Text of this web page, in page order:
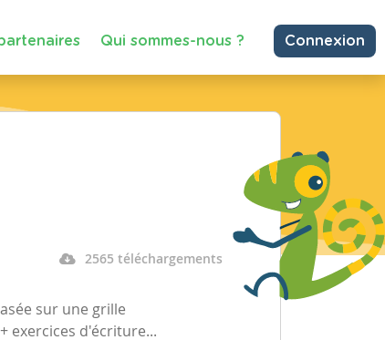
Qui sommes-nous ? Connexion
2565 téléchargements
sur une grille
exercices d'écriture...